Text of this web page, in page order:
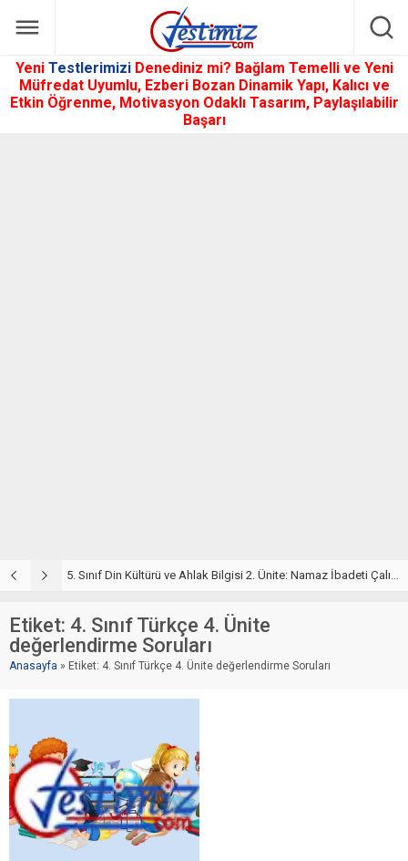
Yeni Testlerimizi Denediniz mi? Bağlam Temelli ve Yeni
Müfredat Uyumlu, Ezberi Bozan Dinamik Yapı, Kalıcı ve
Etkin Öğrenme, Motivasyon Odaklı Tasarım, Paylaşılabilir
Başarı
5. Sınıf Namaz İbadeti Ünite Testi – Online Çöz
Etiket: 4. Sınıf Türkçe 4. Ünite
değerlendirme Soruları
Anasayfa » Etiket: 4. Sınıf Türkçe 4. Ünite değerlendirme Soruları